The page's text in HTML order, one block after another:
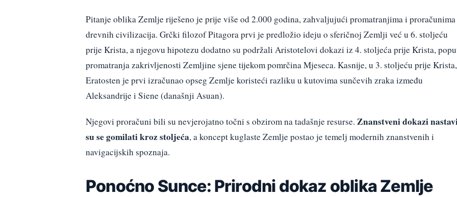
Pitanje oblika Zemlje riješeno je prije više od 2.000 godina, zahvaljujući promatranjima i proračunima
drevnih civilizacija. Grčki filozof Pitagora prvi je predložio ideju o sferičnoj Zemlji već u 6. stoljeću
prije Krista, a njegovu hipotezu dodatno su podržali Aristotelovi dokazi iz 4. stoljeća prije Krista,
promatranja zakrivljenosti Zemljine sjene tijekom pomrčina Mjeseca. Kasnije, u 3. stoljeću prije Krista,
Eratosten je prvi izračunao opseg Zemlje koristeći razliku u kutovima sunčevih zraka između
Aleksandrije i Siene (današnji Asuan).
Njegovi proračuni bili su nevjerojatno točni s obzirom na tadašnje resurse. Znanstveni dokazi
su se gomilati kroz stoljeća, a koncept kuglaste Zemlje postao je temelj modernih znanstvenih i
navigacijskih spoznaja.
Ponoćno Sunce: Prirodni dokaz oblika Zemlje